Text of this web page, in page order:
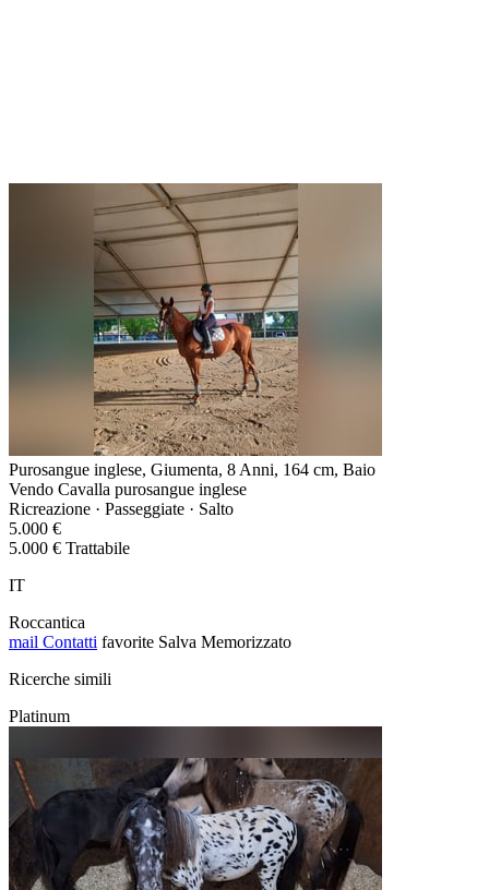
Purosangue inglese, Giumenta, 8 Anni, 164 cm, Baio
Vendo Cavalla purosangue inglese
Ricreazione · Passeggiate · Salto
5.000 €
5.000 € Trattabile
IT
Roccantica
mail Contatti favorite Salva Memorizzato
Ricerche simili
Platinum